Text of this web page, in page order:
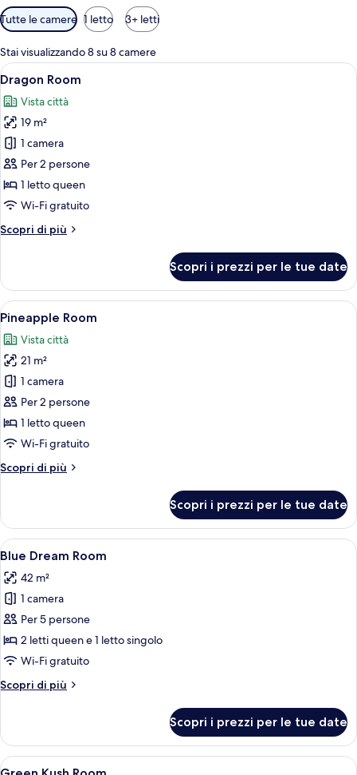
Filtri
disponibili
per
le
camere
Tutte le camere 1 letto 3+ letti
Stai visualizzando 8 su 8 camere
Apri
tutte
le
foto
per
Dragon
Room
Camera da letto con pannelli in
2
Dragon Room
Vista città
19 m²
1 camera
Per 2 persone
1 letto queen
Wi-Fi gratuito
Scopri di più
Altri
Room
Scopri i prezzi per le tue date
Apri
tutte
le
foto
per
Pineapple
Room
Una stanza con un letto, un
3
Pineapple Room
Vista città
21 m²
1 camera
Per 2 persone
1 letto queen
Wi-Fi gratuito
Scopri di più
Altri
Room
Scopri i prezzi per le tue date
Apri
tutte
le
foto
per
Blue
Dream
Una stanza con parete in pietra, un
9
Blue Dream Room
42 m²
1 camera
Per 5 persone
2 letti queen e 1 letto singolo
Wi-Fi gratuito
Scopri di più
Altri
Dream
Room
Scopri i prezzi per le tue date
Apri
Camera da letto con parete a
2